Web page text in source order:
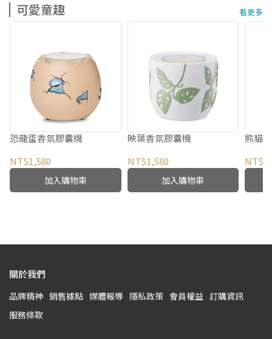
可愛童趣 看更多
恐龍蛋香氛膠囊機
NT$1,580
加入購物車
映葉香氛膠囊機
NT$1,580
加入購物車
熊貓
關於我們
品牌精神 銷售據點 媒體報導 隱私政策 會員權益 訂購資訊
服務條款